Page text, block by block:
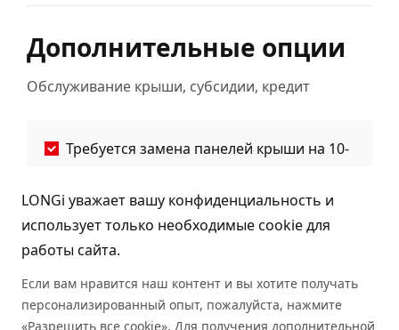
Дополнительные опции
Обслуживание крыши, субсидии, кредит
Требуется замена панелей крыши на 10-
Требуется субсидия
LONGi уважает вашу конфиденциальность и
использует только необходимые cookie для
работы сайта.
Если вам нравится наш контент и вы хотите получать
персонализированный опыт, пожалуйста, нажмите
«Разрешить все cookie». Для получения дополнительной